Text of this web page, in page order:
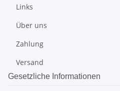
Links
Über uns
Zahlung
Versand
Gesetzliche Informationen